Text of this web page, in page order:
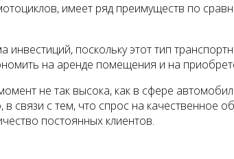
имеет ряд преимуществ по
поскольку этот тип
на аренде помещения и на
не так высока, как в сфере
с тем, что спрос на качественное
постоянных клиентов.